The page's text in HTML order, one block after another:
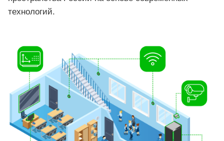
технологий.